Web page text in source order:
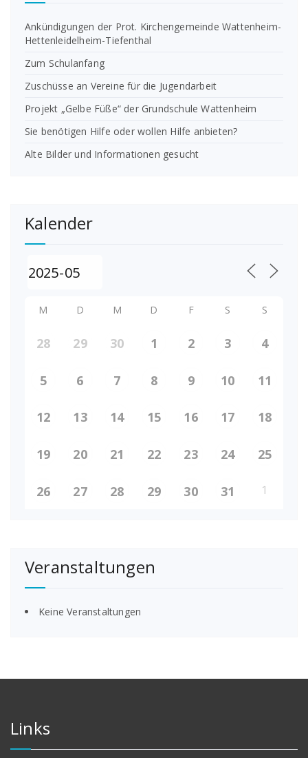
Ankündigungen der Prot. Kirchengemeinde Wattenheim-
Hettenleidelheim-Tiefenthal
Zum Schulanfang
Zuschüsse an Vereine für die Jugendarbeit
Projekt „Gelbe Füße“ der Grundschule Wattenheim
Sie benötigen Hilfe oder wollen Hilfe anbieten?
Alte Bilder und Informationen gesucht
Kalender
M D M D F S S
28 29 30 1 2 3 4
5 6 7 8 9 10 11
12 13 14 15 16 17 18
19 20 21 22 23 24 25
26 27 28 29 30 31 1
Veranstaltungen
Keine Veranstaltungen
Links